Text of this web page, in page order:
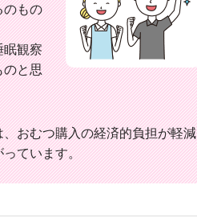
のもの
眠観察
のと思
おむつ購入の経済的負担が軽減
ています。